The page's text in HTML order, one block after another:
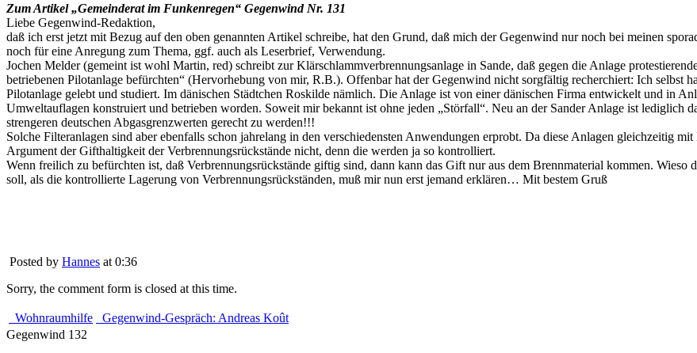
Zum Artikel „Gemeinderat im Funkenregen“ Gegenwind Nr. 131
Liebe Gegenwind-Redaktion,
daß ich erst jetzt mit Bezug auf den oben genannten Artikel schreibe, hat den Grund, daß mich der Gegenwind nur noch bei meinen
noch für eine Anregung zum Thema, ggf. auch als Leserbrief, Verwendung.
Jochen Melder (gemeint ist wohl Martin, red) schreibt zur Klärschlammverbrennungsanlage in Sande, daß gegen die Anlage
betriebenen Pilotanlage befürchten“ (Hervorhebung von mir, R.B.). Offenbar hat der Gegenwind nicht sorgfältig recherchiert: Ich selbst
Pilotanlage gelebt und studiert. Im dänischen Städtchen Roskilde nämlich. Die Anlage ist von einer dänischen Firma entwickelt und in
Umweltauflagen konstruiert und betrieben worden. Soweit mir bekannt ist ohne jeden „Störfall“. Neu an der Sander Anlage ist lediglich
strengeren deutschen Abgasgrenzwerten gerecht zu werden!!!
Solche Filteranlagen sind aber ebenfalls schon jahrelang in den verschiedensten Anwendungen erprobt. Da diese Anlagen gleichzeitig
Argument der Gifthaltigkeit der Verbrennungsrückstände nicht, denn die werden ja so kontrolliert.
Wenn freilich zu befürchten ist, daß Verbrennungsrückstände giftig sind, dann kann das Gift nur aus dem Brennmaterial kommen.
soll, als die kontrollierte Lagerung von Verbrennungsrückständen, muß mir nun erst jemand erklären… Mit bestem Gruß
Posted by Hannes at 0:36
Sorry, the comment form is closed at this time.
Wohnraumhilfe
Gegenwind-Gespräch: Andreas Koût
Gegenwind 132